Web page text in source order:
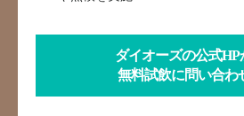
ダイオーズの公式HP
無料試飲に問い合わ